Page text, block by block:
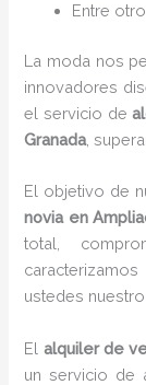
Entre
La moda nos
innovadores
el servicio de
Granada,
El objetivo de
novia en
total,
ustedes
El alquiler de
un servicio de